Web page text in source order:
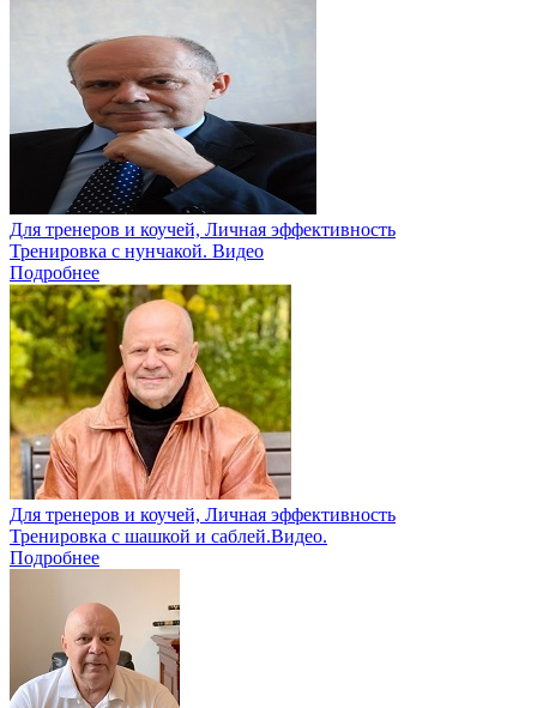
Для тренеров и коучей, Личная эффективность
Тренировка с нунчакой. Видео
Подробнее
Для тренеров и коучей, Личная эффективность
Тренировка с шашкой и саблей.Видео.
Подробнее